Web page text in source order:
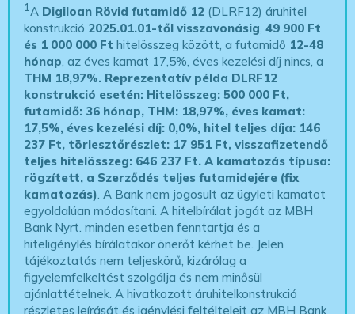
1A Digiloan Rövid futamidő 12 (DLRF12) áruhitel
konstrukció 2025.01.01-től visszavonásig,49 900 Ft
és 1 000 000 Ft hitelösszeg között, a futamidő 12-48
hónap, az éves kamat 17,5%, éves kezelési díj nincs, a
THM 18,97%. Reprezentatív példa DLRF12
konstrukció esetén: Hitelösszeg: 500 000 Ft,
futamidő: 36 hónap, THM: 18,97%, éves kamat:
17,5%, éves kezelési díj: 0,0%, hitel teljes díja: 146
237 Ft, törlesztőrészlet: 17 951 Ft, visszafizetendő
teljes hitelösszeg: 646 237 Ft.A kamatozás típusa:
rögzített, a Szerződés teljes futamidejére (fix
kamatozás). A Bank nem jogosult az ügyleti kamatot
egyoldalúan módosítani. A hitelbírálat jogát az MBH
Bank Nyrt. minden esetben fenntartja és a
hiteligénylés bírálatakor önerőt kérhet be. Jelen
tájékoztatás nem teljeskörű, kizárólag a
figyelemfelkeltést szolgálja és nem minősül
ajánlattételnek. A hivatkozott áruhitelkonstrukció
részletes leírását és igénylési feltélteleit az MBH Bank